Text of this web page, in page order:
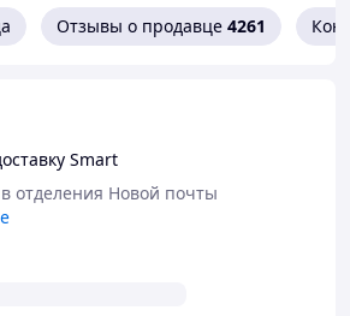
Отзывы о продавце 4261
Smart
отделения Новой почты